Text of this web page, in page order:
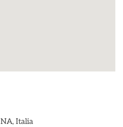
Italia